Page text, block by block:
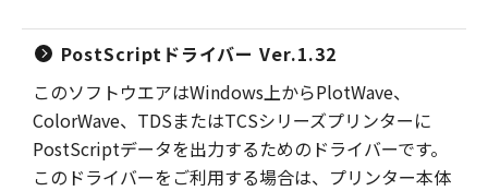
PostScriptドライバー Ver.1.32
このソフトウエアはWindows上からPlotWave、
ColorWave、TDSまたはTCSシリーズプリンターに
PostScriptデータを出力するためのドライバーです。
このドライバーをご利用する場合は、プリンター本体